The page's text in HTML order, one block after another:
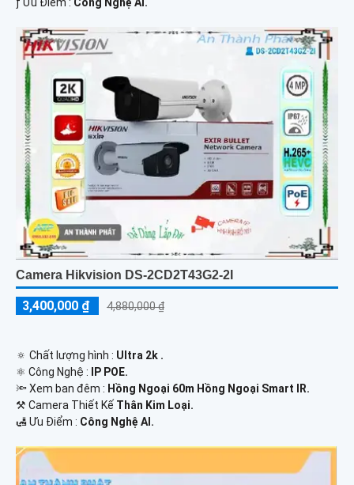
️ƒ Ưu Điểm : Công Nghệ AI.
Camera Hikvision DS-2CD2T43G2-2I
3,400,000 ₫ 4,880,000 ₫
🔅 Chất lượng hình : Ultra 2k .
⚛️ Công Nghệ :
IP POE.
🔦 Xem ban đêm : Hồng Ngoại 60m Hồng Ngoại Smart IR.
⚒ Camera Thiết Kế Thân Kim Loại.
️🛃 Ưu Điểm : Công Nghệ AI.